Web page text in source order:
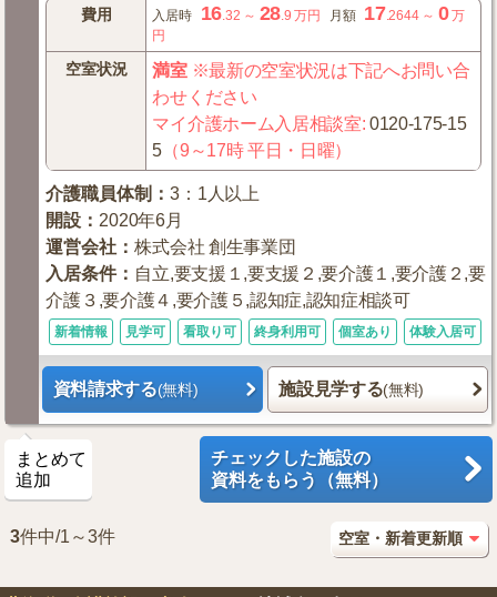
費用 入居時 16.32 ～ 28.9 万円 月額 17.2644～ 0万
円
空室状況 満室※最新の空室状況は下記へお問い合
わせください
マイ介護ホーム入居相談室:0120-175-15
5 （9～17時 平日・日曜）
介護職員体制 ：3：1人以上
開設 ： 2020年6月
運営会社 ：株式会社 創生事業団
入居条件： 自立,要支援１,要支援２,要介護１,要介護２,要
介護３,要介護４,要介護５,認知症,認知症相談可
新着情報 見学可 看取り可 終身利用可 個室あり 体験入居可
資料請求する(無料) 施設見学する(無料)
まとめて
追加
チェックした施設の
資料をもらう（無料）
3件中/1～3件